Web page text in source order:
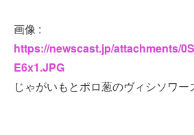
画像 :
https://newscast.jp/attachments/
E6x1.JPG
じゃがいもとポロ葱のヴィシソワー